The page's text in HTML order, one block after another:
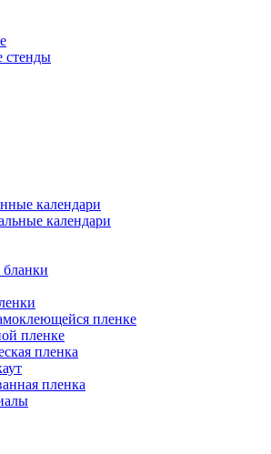
календари
календари
пленке
пленке
пленка
пленка